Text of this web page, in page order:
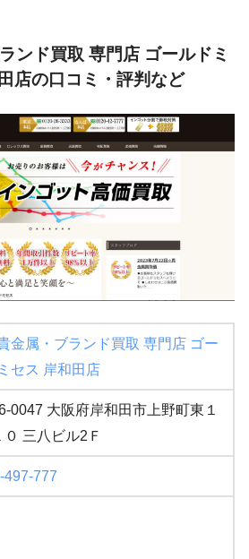
ンド買取 専門店 ゴールドミ
店の口コミ・評判など
金属・ブランド買取 専門店 ゴー
セス 岸和田店
0047 大阪府岸和田市上野町東１
０ 三八ビル2Ｆ
497-777